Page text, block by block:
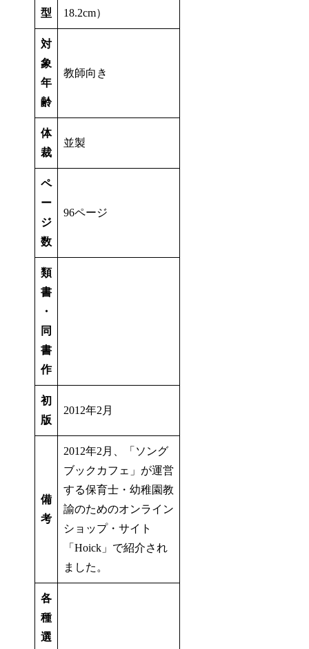
型
18.2cm）
対
象
年
齢
教師向き
体
裁
並製
ペ
ー
ジ
数
96ページ
類
書
・
同
書
作
初
版
2012年2月
備
考
2012年2月、「ソング
ブックカフェ」が運営
する保育士・幼稚園教
諭のためのオンライン
ショップ・サイト
「Hoick」 で紹介され
ました。
各
種
選